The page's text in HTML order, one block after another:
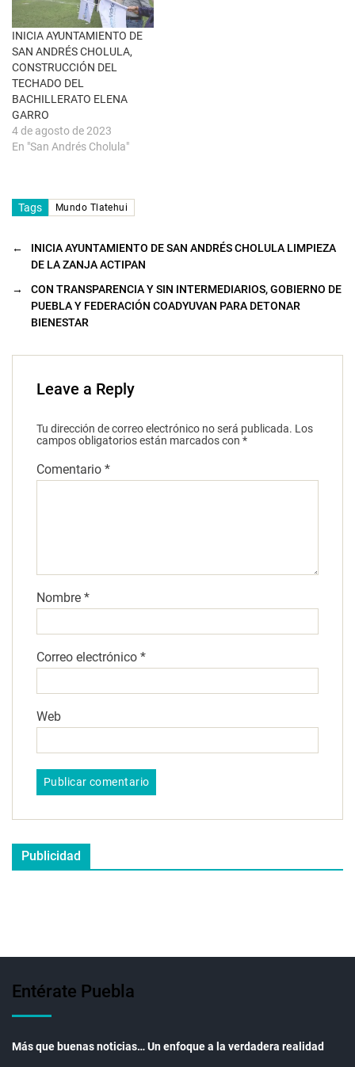
a
n
a
n
u
e
v
a
)
INICIA AYUNTAMIENTO DE
SAN ANDRÉS CHOLULA,
CONSTRUCCIÓN DEL
TECHADO DEL
BACHILLERATO ELENA
GARRO
4 de agosto de 2023
En "San Andrés Cholula"
Tags Mundo Tlatehui
←
INICIA AYUNTAMIENTO DE SAN ANDRÉS CHOLULA LIMPIEZA
DE LA ZANJA ACTIPAN
→
CON TRANSPARENCIA Y SIN INTERMEDIARIOS, GOBIERNO DE
PUEBLA Y FEDERACIÓN COADYUVAN PARA DETONAR
BIENESTAR
Leave a Reply
Tu dirección de correo electrónico no será publicada. Los
campos obligatorios están marcados con *
Comentario *
Nombre *
Correo electrónico *
Web
Publicidad
Entérate Puebla
Más que buenas noticias… Un enfoque a la verdadera realidad